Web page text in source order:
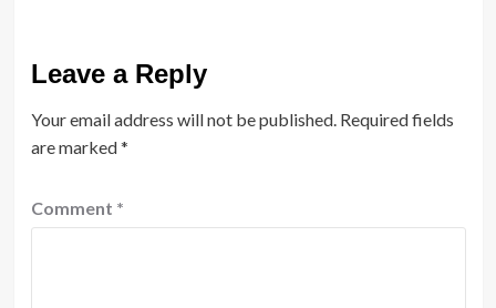
Leave a Reply
Your email address will not be published. Required fields
are marked*
Comment *